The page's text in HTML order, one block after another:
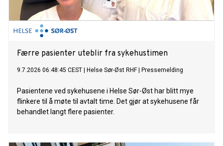
Færre pasienter uteblir fra sykehustimen
9.7.2026 06:48:45 CEST Helse Sør-Øst RHF| Pressemelding
Pasientene ved sykehusene i Helse Sør-Øst har blitt mye
flinkere til å møte til avtalt time. Det gjør at sykehusene får
behandlet langt flere pasienter.